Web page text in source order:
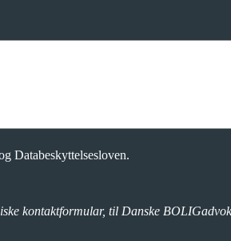
Databeskyttelsesloven.
kontaktformular, til Danske